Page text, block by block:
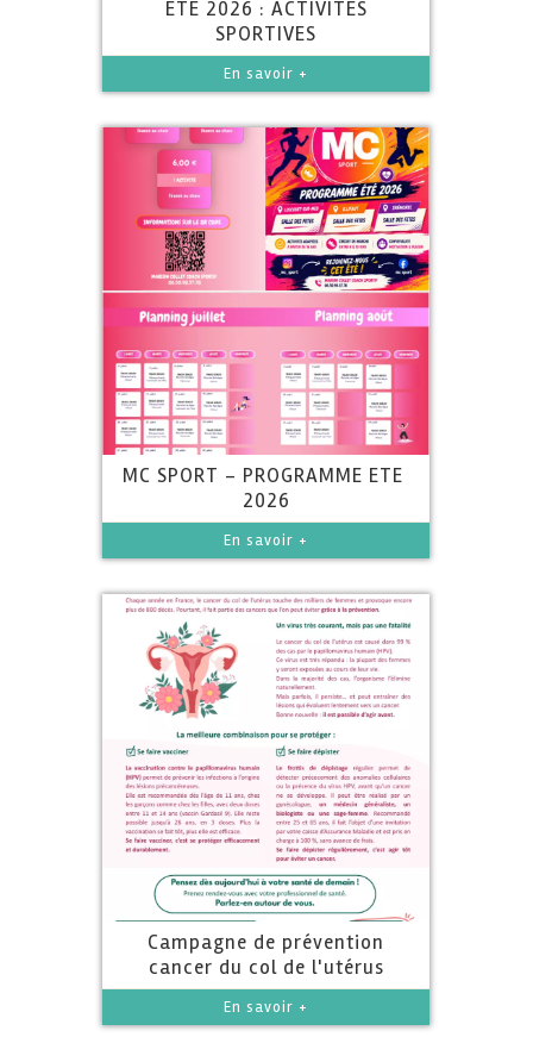
ETE 2026 : ACTIVITES
SPORTIVES
En savoir +
MC SPORT - PROGRAMME ETE
2026
En savoir +
Campagne de prévention
cancer du col de l'utérus
En savoir +